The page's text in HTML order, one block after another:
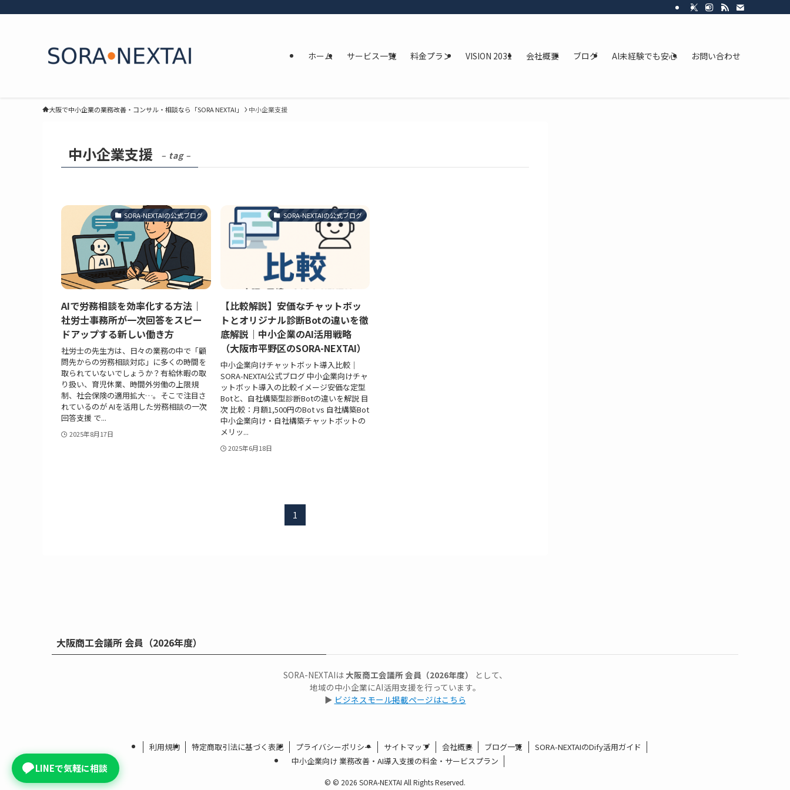
ホーム サービス一覧 料金プラン VISION 2031 会社概要 ブログ AI未経験でも安心 お問い合わせ
大阪で中小企業の業務改善・コンサル・相談なら「SORA NEXTAI」 中小企業支援
中小企業支援 – tag –
SORA-NEXTAIの公式ブログ
AIで労務相談を効率化する方法｜
社労士事務所が一次回答をスピー
ドアップする新しい働き方
社労士の先生方は、日々の業務の中で「顧
問先からの労務相談対応」に多くの時間を
取られていないでしょうか？有給休暇の取
り扱い、育児休業、時間外労働の上限規
制、社会保険の適用拡大…。そこで注目さ
れているのが AIを活用した労務相談の一次
回答支援 で...
2025年8月17日
SORA-NEXTAIの公式ブログ
【比較解説】安価なチャットボッ
トとオリジナル診断Botの違いを徹
底解説｜中小企業のAI活用戦略
（大阪市平野区のSORA-NEXTAI）
中小企業向けチャットボット導入比較｜
SORA-NEXTAI公式ブログ 中小企業向けチャ
ットボット導入の比較イメージ安価な定型
Botと、自社構築型診断Botの違いを解説 目
次 比較：月額1,500円のBot vs 自社構築Bot
中小企業向け・自社構築チャットボットの
メリッ...
2025年6月18日
1
大阪商工会議所 会員（2026年度）
SORA-NEXTAIは 大阪商工会議所 会員（2026年度）
として、
地域の中小企業にAI活用支援を行っています。
▶ ビジネスモール掲載ページはこちら
利用規約 特定商取引法に基づく表記 プライバシーポリシー サイトマップ 会社概要 ブログ一覧
SORA-NEXTAIのDify活用ガイド
中小企業向け 業務改善・AI導入支援の料金・サービスプラン
© © 2026 SORA-NEXTAI All Rights Reserved.
LINEで気軽に相談